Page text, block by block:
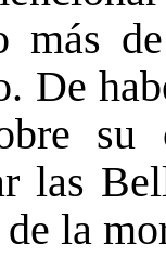
más
De
su
las
la